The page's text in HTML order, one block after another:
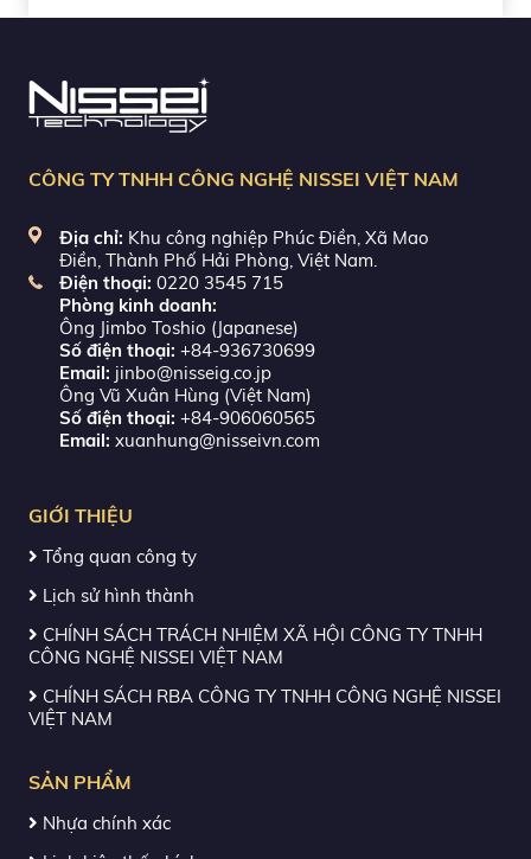
CÔNG TY TNHH CÔNG NGHỆ NISSEI VIỆT NAM
Địa chỉ: Khu công nghiệp Phúc Điền, Xã Mao
Điền, Thành Phố Hải Phòng, Việt Nam.
Điện thoại: 0220 3545 715
Phòng kinh doanh:
Ông Jimbo Toshio (Japanese)
Số điện thoại: +84-936730699
Email: jinbo@nisseig.co.jp
Ông Vũ Xuân Hùng (Việt Nam)
Số điện thoại: +84-906060565
Email: xuanhung@nisseivn.com
GIỚI THIỆU
Tổng quan công ty
Lịch sử hình thành
CHÍNH SÁCH TRÁCH NHIỆM XÃ HỘI CÔNG TY TNHH
CÔNG NGHỆ NISSEI VIỆT NAM
CHÍNH SÁCH RBA CÔNG TY TNHH CÔNG NGHỆ NISSEI
VIỆT NAM
SẢN PHẨM
Nhựa chính xác